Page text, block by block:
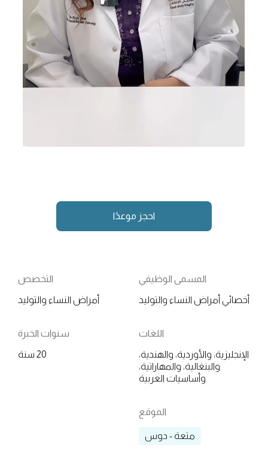
احجز موعدًا
المسمى الوظيفي
أخصائي أمراض النساء والتوليد
التخصص
أمراض النساء والتوليد
اللغات
الإنجليزية، والأوردية، والهندية،
والبنغالية، والمهاراتية،
وأساسيات العربية
سنوات الخبرة
20 سنة
الموقع
متعة - دوس